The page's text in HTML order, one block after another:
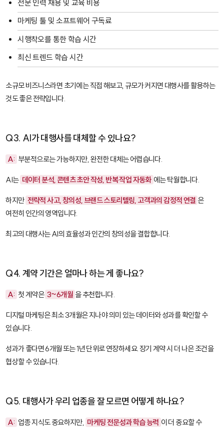
전문 인력 채용 및 교육 비용
마케팅 툴 및 소프트웨어 구독료
시행착오를 통한 학습 시간
최신 트렌드 학습 시간
소규모 비즈니스라면 초기에는 직접 해보고, 규모가 커지면 대행사를 활용하는
것도 좋은 전략입니다.
Q3. AI가 대행사를 대체할 수 있나요?
A: 부분적으로는 가능하지만, 완전한 대체는 어렵습니다.
AI는 데이터 분석, 콘텐츠 초안 작성, 반복 작업 자동화 에는 탁월합니다.
하지만 전략적 사고, 창의성, 브랜드 스토리텔링, 고객과의 감정적 연결 은
여전히 인간의 영역입니다.
최고의 대행사는 AI의 효율성과 인간의 창의성을 결합합니다.
Q4. 계약 기간은 얼마나 하는 게 좋나요?
A: 첫 계약은 3~6개월 을 추천합니다.
디지털 마케팅은 최소 3개월은 지나야 의미 있는 데이터와 성과를 확인할 수
있습니다.
성과가 좋다면 6개월 또는 1년 단위로 연장하세요. 장기 계약 시 더 나은 조건을
협상할 수 있습니다.
Q5. 대행사가 우리 업종을 잘 모르면 어떻게 하나요?
A: 업종 지식도 중요하지만, 마케팅 전문성과 학습 능력 이 더 중요할 수